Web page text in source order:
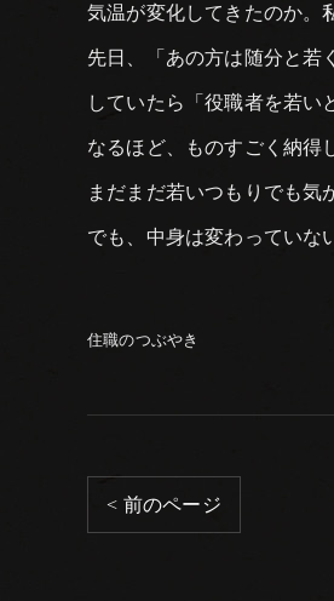
気温が変化してきたのか。
先日、「あの方は随分と若
していたら「役職者を若い
なるほど、ものすごく納得
まだまだ若いつもりでも気
でも、中身は変わっていな
住職のつぶやき
< 前のページ